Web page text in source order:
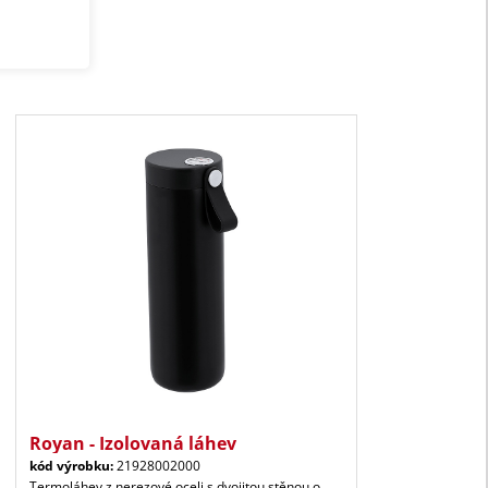
Royan - Izolovaná láhev
kód výrobku:21928002000